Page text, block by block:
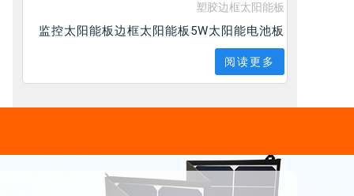
塑胶边框太阳能板
监控太阳能板边框太阳能板5W太阳能电池板
阅读更多